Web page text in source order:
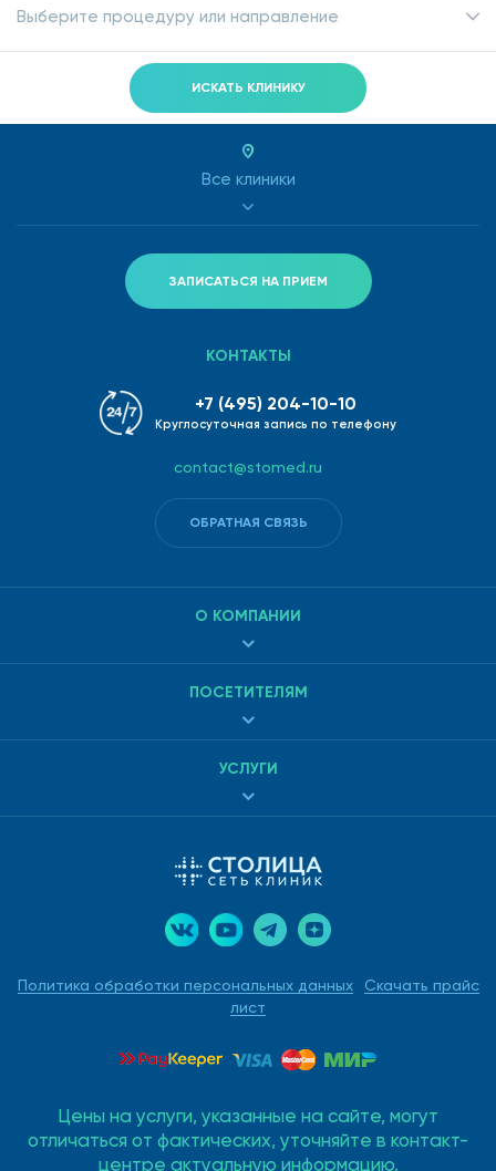
здоровье прямо сейчас!
*Скидки не распространяются на товары, расх. материалы, услуги вне
Выберите процедуру или направление
ИСКАТЬ КЛИНИКУ
Все клиники
ЗАПИСАТЬСЯ НА ПРИЕМ
Политика обработки персональных данных
Скачать прайс
лист
О КОМПАНИИ
ПОСЕТИТЕЛЯМ
УСЛУГИ
КОНТАКТЫ
+7 (495) 204-10-10
Круглосуточная запись по телефону
contact@stomed.ru
ОБРАТНАЯ СВЯЗЬ
Цены на услуги, указанные на сайте, могут
отличаться от фактических, уточняйте в контакт-
центре актуальную информацию.